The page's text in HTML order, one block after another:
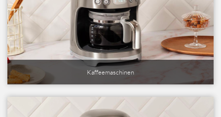
Kaffeemaschinen